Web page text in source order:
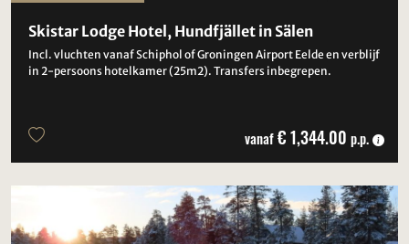
Skistar Lodge Hotel, Hundfjället in Sälen
Incl. vluchten vanaf Schiphol of Groningen Airport Eelde en verblijf
in 2-persoons hotelkamer (25m2). Transfers inbegrepen.
vanaf€ 1,344.00 p.p.